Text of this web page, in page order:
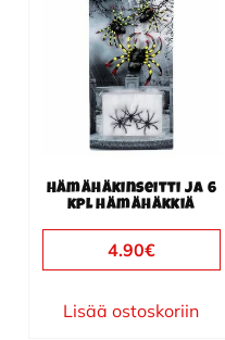
Hämähäkinseitti ja 6
kpl hämähäkkiä
4.90€
Lisää ostoskoriin